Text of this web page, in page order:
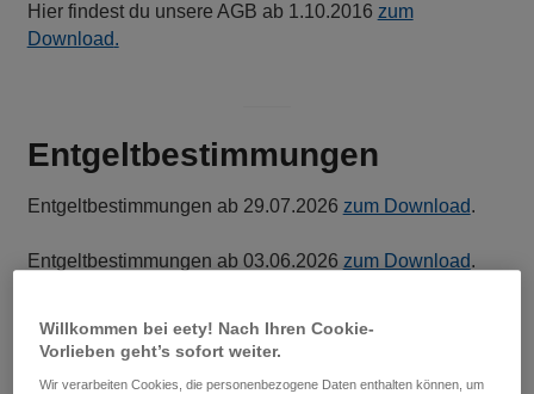
Hier findest du unsere AGB ab 1.10.2016 zum
Download.
Entgeltbestimmungen
Entgeltbestimmungen ab 29.07.2026 zum Download.
Entgeltbestimmungen ab 03.06.2026 zum Download.
Willkommen bei eety! Nach Ihren Cookie-
Vorlieben geht’s sofort weiter.
Wir verarbeiten Cookies, die personenbezogene Daten enthalten können, um